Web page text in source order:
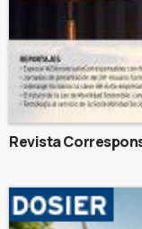
Revista